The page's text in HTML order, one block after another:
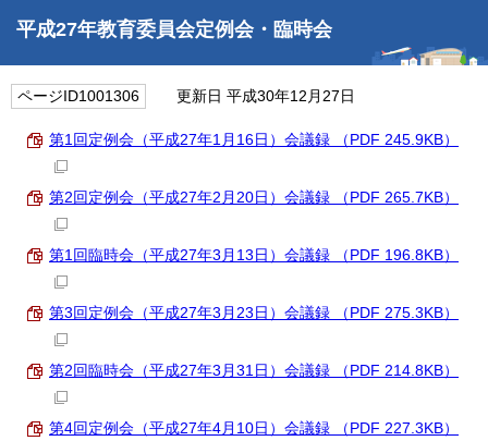
平成27年教育委員会定例会・臨時会
ページID1001306 更新日 平成30年12月27日
第1回定例会（平成27年1月16日）会議録 （PDF 245.9KB）
第2回定例会（平成27年2月20日）会議録 （PDF 265.7KB）
第1回臨時会（平成27年3月13日）会議録 （PDF 196.8KB）
第3回定例会（平成27年3月23日）会議録 （PDF 275.3KB）
第2回臨時会（平成27年3月31日）会議録 （PDF 214.8KB）
第4回定例会（平成27年4月10日）会議録 （PDF 227.3KB）